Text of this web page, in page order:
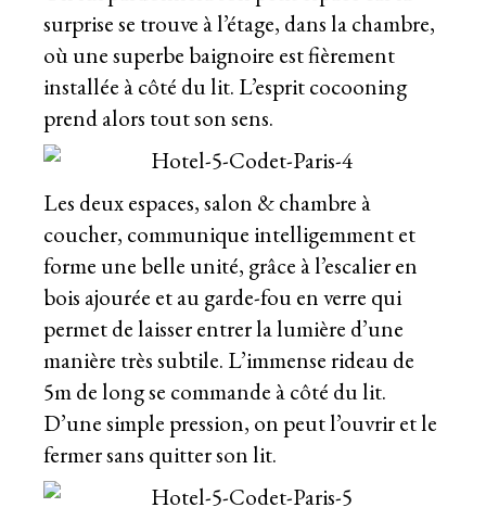
surprise se trouve à l’étage, dans la chambre,
où une superbe baignoire est fièrement
installée à côté du lit. L’esprit cocooning
prend alors tout son sens.
Les deux espaces, salon & chambre à
coucher, communique intelligemment et
forme une belle unité, grâce à l’escalier en
bois ajourée et au garde-fou en verre qui
permet de laisser entrer la lumière d’une
manière très subtile. L’immense rideau de
5m de long se commande à côté du lit.
D’une simple pression, on peut l’ouvrir et le
fermer sans quitter son lit.